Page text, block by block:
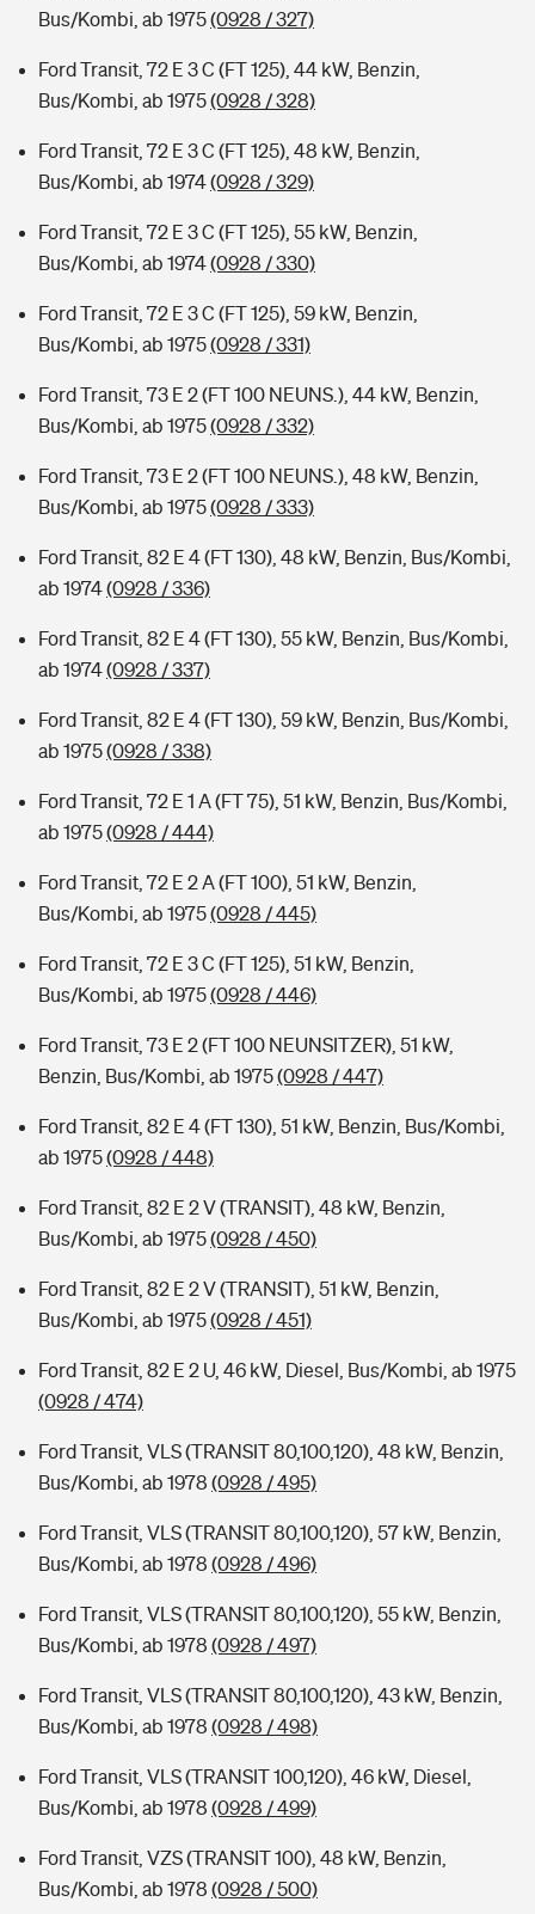
Bus/Kombi, ab 1975(0928 / 327)
Ford Transit, 72 E 3 C (FT 125), 44 kW, Benzin,
Bus/Kombi, ab 1975(0928 / 328)
Ford Transit, 72 E 3 C (FT 125), 48 kW, Benzin,
Bus/Kombi, ab 1974(0928 / 329)
Ford Transit, 72 E 3 C (FT 125), 55 kW, Benzin,
Bus/Kombi, ab 1974(0928 / 330)
Ford Transit, 72 E 3 C (FT 125), 59 kW, Benzin,
Bus/Kombi, ab 1975(0928 / 331)
Ford Transit, 73 E 2 (FT 100 NEUNS.), 44 kW, Benzin,
Bus/Kombi, ab 1975(0928 / 332)
Ford Transit, 73 E 2 (FT 100 NEUNS.), 48 kW, Benzin,
Bus/Kombi, ab 1975(0928 / 333)
Ford Transit, 82 E 4 (FT 130), 48 kW, Benzin, Bus/Kombi,
ab 1974(0928 / 336)
Ford Transit, 82 E 4 (FT 130), 55 kW, Benzin, Bus/Kombi,
ab 1974(0928 / 337)
Ford Transit, 82 E 4 (FT 130), 59 kW, Benzin, Bus/Kombi,
ab 1975(0928 / 338)
Ford Transit, 72 E 1 A (FT 75), 51 kW, Benzin, Bus/Kombi,
ab 1975(0928 / 444)
Ford Transit, 72 E 2 A (FT 100), 51 kW, Benzin,
Bus/Kombi, ab 1975(0928 / 445)
Ford Transit, 72 E 3 C (FT 125), 51 kW, Benzin,
Bus/Kombi, ab 1975(0928 / 446)
Ford Transit, 73 E 2 (FT 100 NEUNSITZER), 51 kW,
Benzin, Bus/Kombi, ab 1975(0928 / 447)
Ford Transit, 82 E 4 (FT 130), 51 kW, Benzin, Bus/Kombi,
ab 1975(0928 / 448)
Ford Transit, 82 E 2 V (TRANSIT), 48 kW, Benzin,
Bus/Kombi, ab 1975(0928 / 450)
Ford Transit, 82 E 2 V (TRANSIT), 51 kW, Benzin,
Bus/Kombi, ab 1975(0928 / 451)
Ford Transit, 82 E 2 U, 46 kW, Diesel, Bus/Kombi, ab 1975
(0928 / 474)
Ford Transit, VLS (TRANSIT 80,100,120), 48 kW, Benzin,
Bus/Kombi, ab 1978 (0928 / 495)
Ford Transit, VLS (TRANSIT 80,100,120), 57 kW, Benzin,
Bus/Kombi, ab 1978 (0928 / 496)
Ford Transit, VLS (TRANSIT 80,100,120), 55 kW, Benzin,
Bus/Kombi, ab 1978 (0928 / 497)
Ford Transit, VLS (TRANSIT 80,100,120), 43 kW, Benzin,
Bus/Kombi, ab 1978 (0928 / 498)
Ford Transit, VLS (TRANSIT 100,120), 46 kW, Diesel,
Bus/Kombi, ab 1978 (0928 / 499)
Ford Transit, VZS (TRANSIT 100), 48 kW, Benzin,
Bus/Kombi, ab 1978 (0928 / 500)